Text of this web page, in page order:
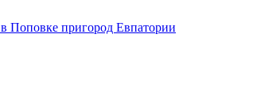
Поповке пригород Евпатории